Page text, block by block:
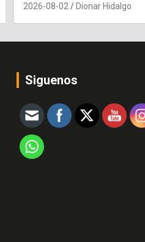
2026-08-02 Dionar Hidalgo
Siguenos